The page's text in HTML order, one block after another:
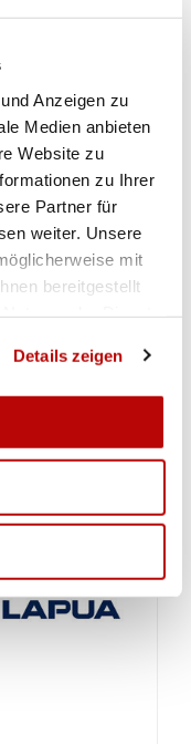
Anzeigen zu
Medien anbieten
Website zu
zu Ihrer
Partner für
weiter. Unsere
mit
bereitgestellt
Details zeigen
preferito. In